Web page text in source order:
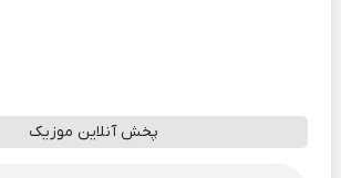
پخش آنلاین موزیک